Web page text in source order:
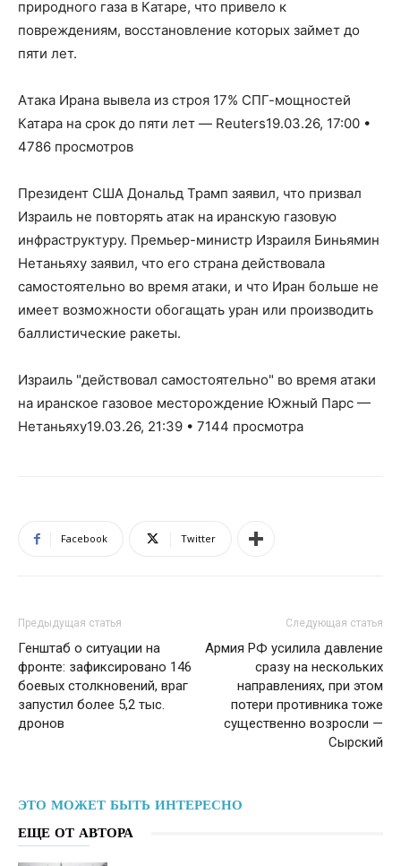
природного газа в Катаре, что привело к
повреждениям, восстановление которых займет до
пяти лет.
Атака Ирана вывела из строя 17% СПГ-мощностей
Катара на срок до пяти лет — Reuters19.03.26, 17:00 •
4786 просмотров
Президент США Дональд Трамп заявил, что призвал
Израиль не повторять атак на иранскую газовую
инфраструктуру. Премьер-министр Израиля Биньямин
Нетаньяху заявил, что его страна действовала
самостоятельно во время атаки, и что Иран больше не
имеет возможности обогащать уран или производить
баллистические ракеты.
Израиль "действовал самостоятельно" во время атаки
на иранское газовое месторождение Южный Парс —
Нетаньяху19.03.26, 21:39 • 7144 просмотра
Facebook Twitter
Предыдущая статья
Генштаб о ситуации на
фронте: зафиксировано 146
боевых столкновений, враг
запустил более 5,2 тыс.
дронов
Следующая статья
Армия РФ усилила давление
сразу на нескольких
направлениях, при этом
потери противника тоже
существенно возросли —
Сырский
ЭТО МОЖЕТ БЫТЬ ИНТЕРЕСНО
ЕЩЕ ОТ АВТОРА